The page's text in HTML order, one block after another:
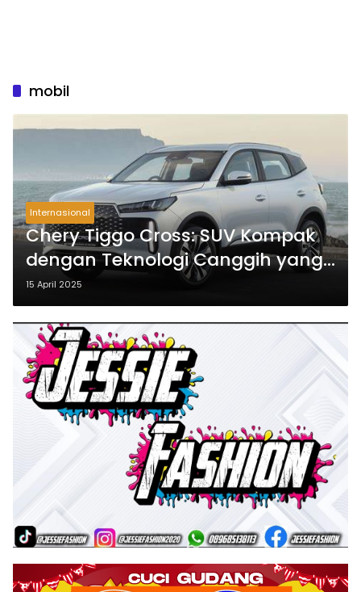
mobil
Internasional
Chery Tiggo Cross: SUV Kompak
dengan Teknologi Canggih yang
Bikin Nyaman di Jalanan Padat
15 April 2025